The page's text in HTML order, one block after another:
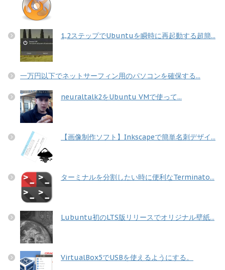
1,2ステップでUbuntuを瞬時に再起動する超簡...
一万円以下でネットサーフィン用のパソコンを確保する...
neuraltalk2をUbuntu VMで使って...
【画像制作ソフト】Inkscapeで簡単名刺デザイ...
ターミナルを分割したい時に便利なTerminato...
Lubuntu初のLTS版リリースでオリジナル壁紙...
VirtualBox5でUSBを使えるようにする。